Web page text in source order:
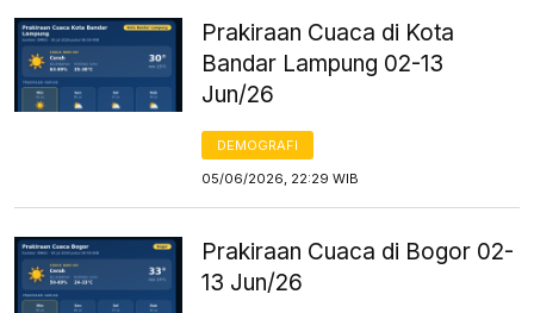
Prakiraan Cuaca di Kota
Bandar Lampung 02-13
Jun/26
DEMOGRAFI
05/06/2026, 22:29 WIB
Prakiraan Cuaca di Bogor 02-
13 Jun/26